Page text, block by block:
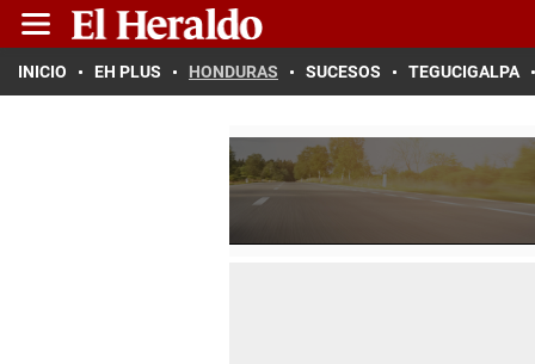
INICIO EH PLUS HONDURAS SUCESOS TEGUCIGALPA